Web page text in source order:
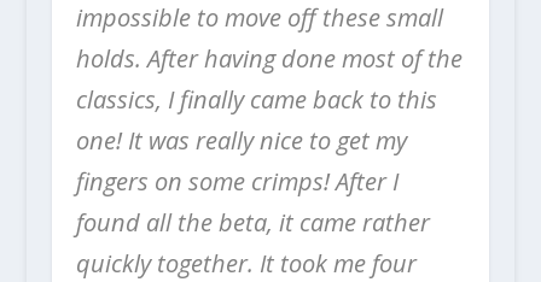
impossible to move off these small
holds. After having done most of the
classics, I finally came back to this
one! It was really nice to get my
fingers on some crimps! After I
found all the beta, it came rather
quickly together. It took me four